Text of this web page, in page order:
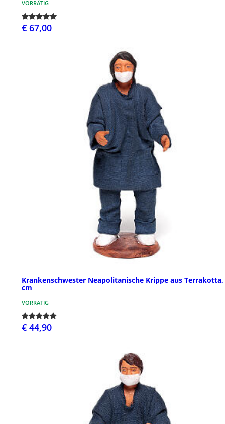
VORRÄTIG
€ 67,00
Krankenschwester Neapolitanische Krippe aus Terrakotta,
cm
VORRÄTIG
€ 44,90